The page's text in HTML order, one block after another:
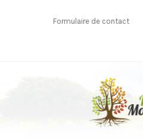
Formulaire de contact